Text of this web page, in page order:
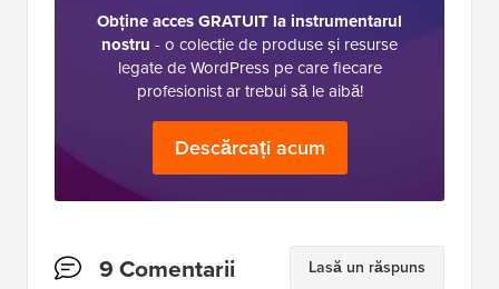
Obține acces GRATUIT la instrumentarul
nostru - o colecție de produse și resurse
legate de WordPress pe care fiecare
profesionist ar trebui să le aibă!
Descărcați acum
Interacțiuni
9 Comentarii Lasă un răspuns